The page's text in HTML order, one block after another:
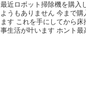
最近ロボット掃除機を購入
ようもありません 今まで
ます これを手にしてから
事生活が叶います ホント最